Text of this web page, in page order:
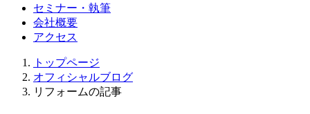
セミナー・執筆
会社概要
アクセス
トップページ
オフィシャルブログ
リフォームの記事